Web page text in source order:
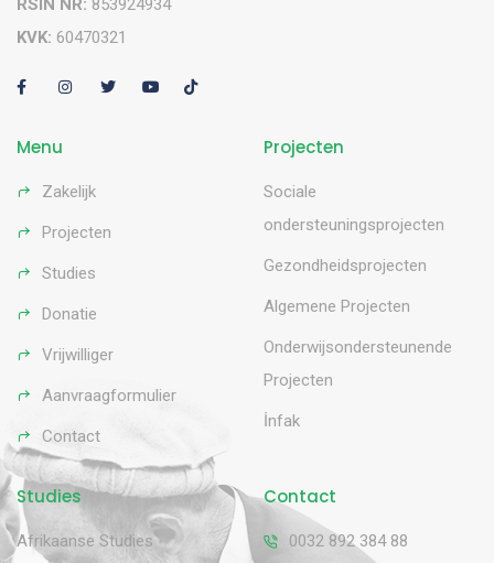
RSIN NR: 853924934
KVK: 60470321
Menu
Zakelijk
Projecten
Studies
Donatie
Vrijwilliger
Aanvraagformulier
Contact
Projecten
Sociale
ondersteuningsprojecten
Gezondheidsprojecten
Algemene Projecten
Onderwijsondersteunende
Projecten
İnfak
Studies
Afrikaanse Studies
Contact
0032 892 384 88